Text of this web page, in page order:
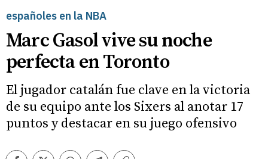
españoles en la NBA
Marc Gasol vive su noche
perfecta en Toronto
El jugador catalán fue clave en la victoria
de su equipo ante los Sixers al anotar 17
puntos y destacar en su juego ofensivo